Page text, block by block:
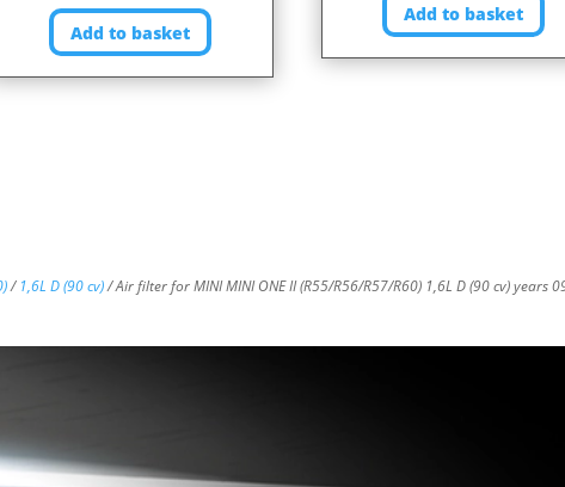
Add to basket
Add to basket
/ 1,6L D (90 cv)/ Air filter for MINI MINI ONE II (R55/R56/R57/R60) 1,6L D (90 cv) years